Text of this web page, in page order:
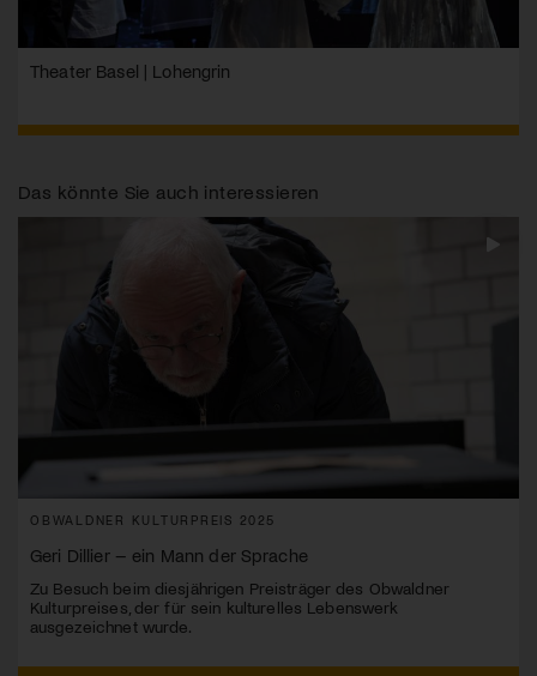
Theater Basel | Lohengrin
Das könnte Sie auch interessieren
OBWALDNER KULTURPREIS 2025
Geri Dillier – ein Mann der Sprache
Zu Besuch beim diesjährigen Preisträger des Obwaldner
Kulturpreises, der für sein kulturelles Lebenswerk
ausgezeichnet wurde.